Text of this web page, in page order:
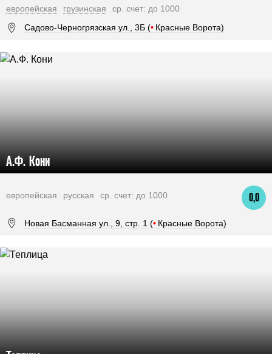
европейская грузинская
ср. счет: до 1000
Садово-Черногрязская ул., 3Б (• Красные Ворота)
А.Ф. Кони
0,0
европейская русская ср. счет: до 1000
Новая Басманная ул., 9, стр. 1 (• Красные Ворота)